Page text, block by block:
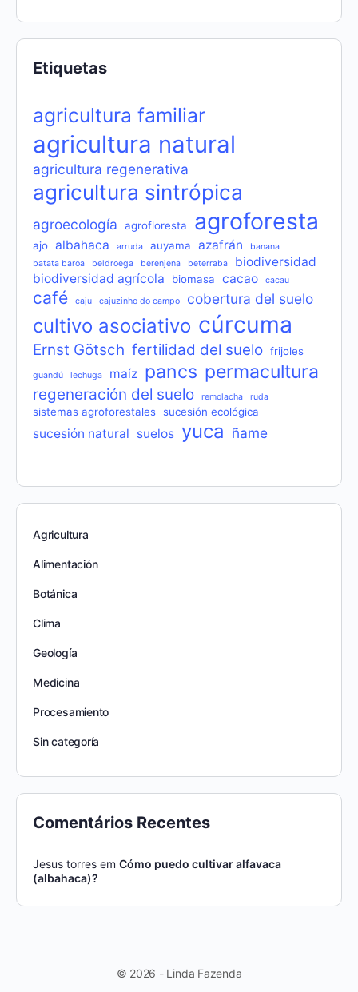
Etiquetas
agricultura familiar
agricultura natural
agricultura regenerativa
agricultura sintrópica
agroecología agrofloresta agroforesta
ajo albahaca arruda auyama azafrán
banana
batata baroa
beldroega berenjena beterraba
biodiversidad
biodiversidad agrícola
biomasa cacao cacau
café caju cajuzinho do campo cobertura del suelo
cultivo asociativo cúrcuma
Ernst Götsch fertilidad del suelo frijoles
guandú lechuga maíz pancs permacultura
regeneración del suelo remolacha ruda
sistemas agroforestales sucesión ecológica
sucesión natural suelos yuca ñame
Agricultura
Alimentación
Botánica
Clima
Geología
Medicina
Procesamiento
Sin categoría
Comentários Recentes
Jesus torres em Cómo puedo cultivar alfavaca
(albahaca)?
© 2026 - Linda Fazenda